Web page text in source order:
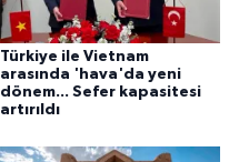
Türkiye ile Vietnam
arasında 'hava'da yeni
dönem... Sefer kapasitesi
artırıldı